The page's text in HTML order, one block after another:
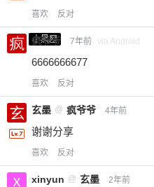
喜欢 反对
小黑屋
疯爷爷 7年前 via Android
6666666677
喜欢 反对
玄墨 @ 疯爷爷 4年前
谢谢分享
喜欢 反对
xinyun @ 玄墨 2年前